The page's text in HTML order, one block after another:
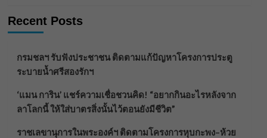
Recent Posts
กรมชลฯ รับฟังประชาชน ติดตามแก้ปัญหาโครงการประตู
ระบายน้ำศรีสองรักฯ
‘แมน การิน’ แชร์ความเชื่อชวนคิด! “อยากกินอะไรหลังจาก
ลาโลกนี้ ให้ใส่บาตรสิ่งนั้นไว้ตอนยังมีชีวิต”
ราชเลขานุการในพระองค์ฯ ติดตามโครงการหุบกะพง–ห้วย